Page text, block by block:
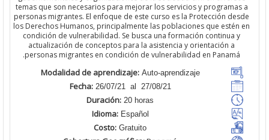
temas que son necesarios para mejorar los servicios y
personas migrantes. El enfoque de este curso es la Protección
los Derechos Humanos, principalmente las poblaciones que
condición de vulnerabilidad. Se busca una formación continua
actualización de conceptos para la asistencia y orientación a
personas migrantes en condición de vulnerabilidad en
Modalidad de aprendizaje:Auto-aprendizaje
Fecha:26/07/21 al 27/08/21
Duración:20 horas
Idioma:
Costo: